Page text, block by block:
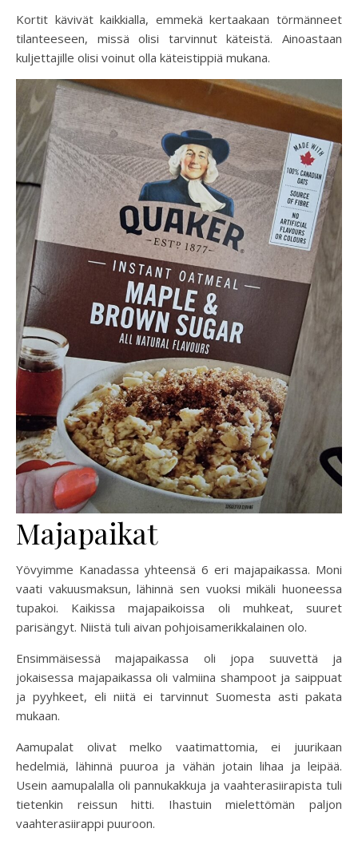
Kortit kävivät kaikkialla, emmekä kertaakaan törmänneet
tilanteeseen, missä olisi tarvinnut käteistä. Ainoastaan
kuljettajille olisi voinut olla käteistippiä mukana.
Majapaikat
Yövyimme Kanadassa yhteensä 6 eri majapaikassa. Moni
vaati vakuusmaksun, lähinnä sen vuoksi mikäli huoneessa
tupakoi. Kaikissa majapaikoissa oli muhkeat, suuret
parisängyt. Niistä tuli aivan pohjoisamerikkalainen olo.
Ensimmäisessä majapaikassa oli jopa suuvettä ja
jokaisessa majapaikassa oli valmiina shampoot ja saippuat
ja pyyhkeet, eli niitä ei tarvinnut Suomesta asti pakata
mukaan.
Aamupalat olivat melko vaatimattomia, ei juurikaan
hedelmiä, lähinnä puuroa ja vähän jotain lihaa ja leipää.
Usein aamupalalla oli pannukakkuja ja vaahterasiirapista tuli
tietenkin reissun hitti. Ihastuin mielettömän paljon
vaahterasiirappi puuroon.